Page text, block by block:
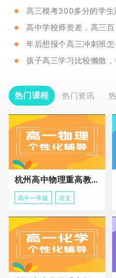
热门课程 热门资讯
杭州高中物理重高教育春季班
高中一年级 语文